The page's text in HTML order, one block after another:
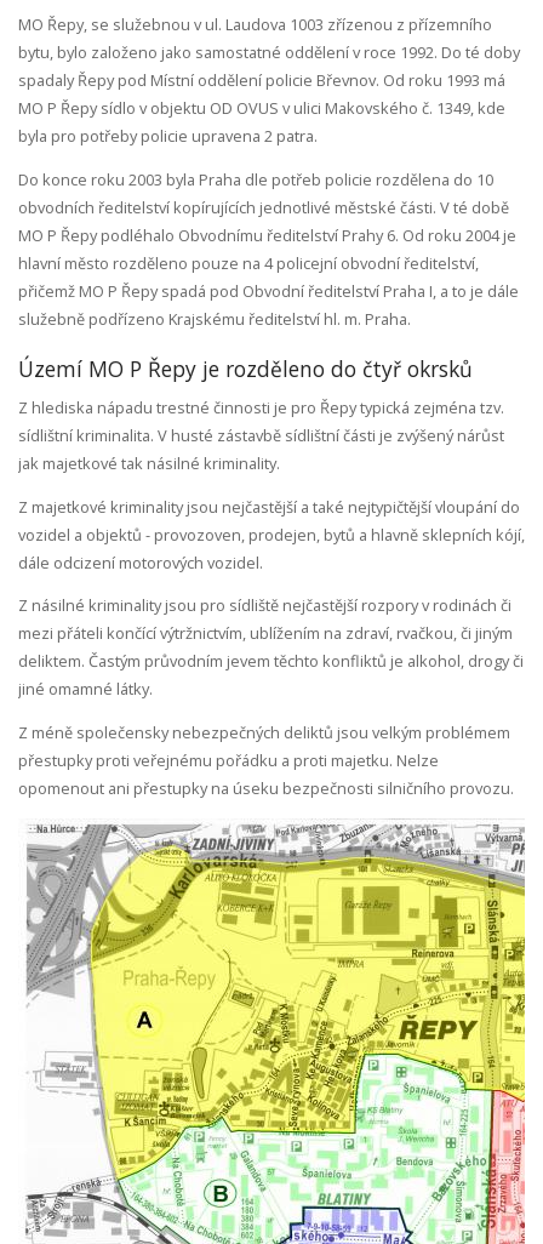
MO Řepy, se služebnou v ul. Laudova 1003 zřízenou z přízemního
bytu, bylo založeno jako samostatné oddělení v roce 1992. Do té doby
spadaly Řepy pod Místní oddělení policie Břevnov. Od roku 1993 má
MO P Řepy sídlo v objektu OD OVUS v ulici Makovského č. 1349, kde
byla pro potřeby policie upravena 2 patra.
Do konce roku 2003 byla Praha dle potřeb policie rozdělena do 10
obvodních ředitelství kopírujících jednotlivé městské části. V té době
MO P Řepy podléhalo Obvodnímu ředitelství Prahy 6. Od roku 2004 je
hlavní město rozděleno pouze na 4 policejní obvodní ředitelství,
přičemž MO P Řepy spadá pod Obvodní ředitelství Praha I, a to je dále
služebně podřízeno Krajskému ředitelství hl. m. Praha.
Území MO P Řepy je rozděleno do čtyř okrsků
Z hlediska nápadu trestné činnosti je pro Řepy typická zejména tzv.
sídlištní kriminalita. V husté zástavbě sídlištní části je zvýšený nárůst
jak majetkové tak násilné kriminality.
Z majetkové kriminality jsou nejčastější a také nejtypičtější vloupání do
vozidel a objektů - provozoven, prodejen, bytů a hlavně sklepních kójí,
dále odcizení motorových vozidel.
Z násilné kriminality jsou pro sídliště nejčastější rozpory v rodinách či
mezi přáteli končící výtržnictvím, ublížením na zdraví, rvačkou, či jiným
deliktem. Častým průvodním jevem těchto konfliktů je alkohol, drogy či
jiné omamné látky.
Z méně společensky nebezpečných deliktů jsou velkým problémem
přestupky proti veřejnému pořádku a proti majetku. Nelze
opomenout ani přestupky na úseku bezpečnosti silničního provozu.